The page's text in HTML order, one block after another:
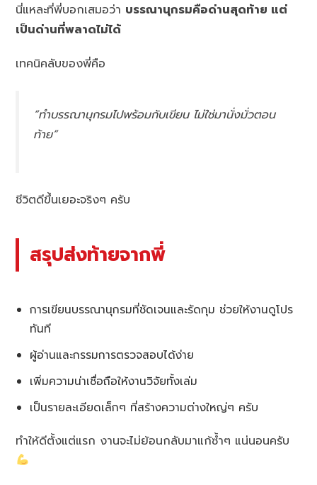
นี่แหละที่พี่บอกเสมอว่า บรรณานุกรมคือด่านสุดท้าย แต่
เป็นด่านที่พลาดไม่ได้
เทคนิคลับของพี่คือ
“ทำบรรณานุกรมไปพร้อมกับเขียน ไม่ใช่มานั่งมั่วตอน
ท้าย”
ชีวิตดีขึ้นเยอะจริงๆ ครับ
สรุปส่งท้ายจากพี่
การเขียนบรรณานุกรมที่ชัดเจนและรัดกุม ช่วยให้งานดูโปร
ทันที
ผู้อ่านและกรรมการตรวจสอบได้ง่าย
เพิ่มความน่าเชื่อถือให้งานวิจัยทั้งเล่ม
เป็นรายละเอียดเล็กๆ ที่สร้างความต่างใหญ่ๆ ครับ
ทำให้ดีตั้งแต่แรก งานจะไม่ย้อนกลับมาแก้ซ้ำๆ แน่นอนครับ